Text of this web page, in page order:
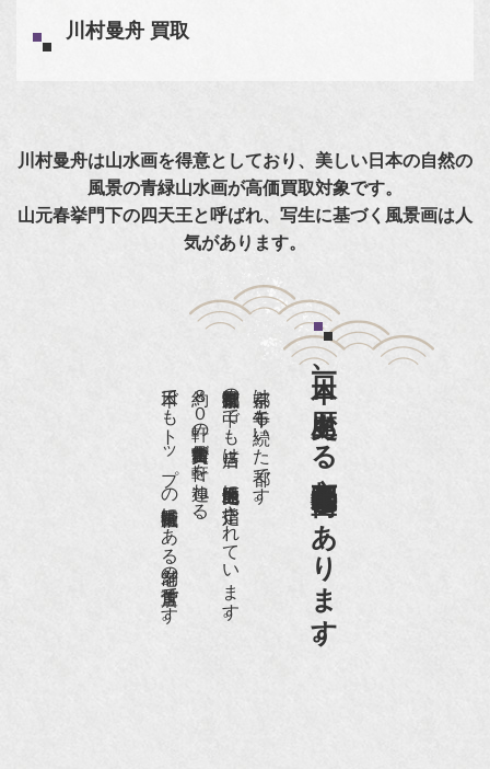
川村曼舟 買取
川村曼舟は山水画を得意としており、美しい日本の自然の
風景の青緑山水画が高価買取対象です。
山元春挙門下の四天王と呼ばれ、写生に基づく風景画は人
気があります。
日本一、歴史ある
京都祇園骨董街にあります。
京都は千年も続いた都です。
京都祇園骨董街の中でも当店は、歴史的保全地区に指定されています。
約８０軒の古美術骨董商が軒を連ねる、
日本でもトップの祇園骨董街にある老舗の骨董店です。